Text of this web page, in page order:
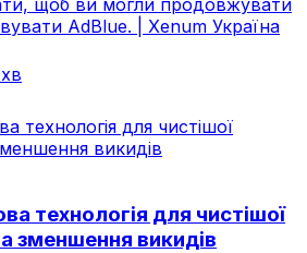
щоб ви могли продовжувати
AdBlue. | Xenum Україна
технологія для чистішої
зменшення викидів